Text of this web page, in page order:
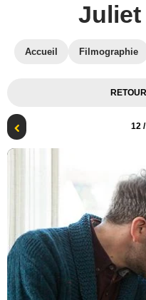
Juliet
Accueil Filmographie
12